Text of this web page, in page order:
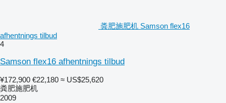
粪肥施肥机 Samson flex16
afhentnings tilbud
4
Samson flex16 afhentnings tilbud
¥172,900 €22,180 ≈ US$25,620
粪肥施肥机
2009